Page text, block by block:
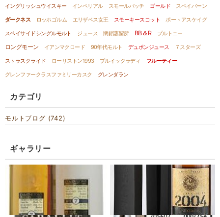
イングリッシュウイスキー
インペリアル スモールバッチ ゴールド
スペイバーン
ダークネス
ロッホゴルム エリザベス女王 スモーキースコット
ポートアスケイグ
スペイサイドシングルモルト
ジュース 閉鎖蒸留所 BB＆R プルトニー
ロングモーン イアンマクロード 90年代モルト デュポンジュース
７スターズ
ストラスクライド
ローリストン1993 ブルイックラディ
フルーティー
グレンファークラスファミリーカスク
グレンダラン
カテゴリ
モルトブログ (742)
ギャラリー